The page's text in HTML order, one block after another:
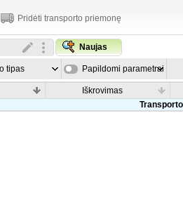
Pridėti transporto priemonę
Naujas
tipas Papildomi parametrai
Iškrovimas